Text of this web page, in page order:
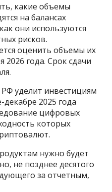
какие объемы
на балансах
они используются
рисков.
оценить объемы их
2026 года. Срок сдачи
уделит инвестициям
2025 года
цифровых
которых
нужно будет
не позднее десятого
за отчетным,